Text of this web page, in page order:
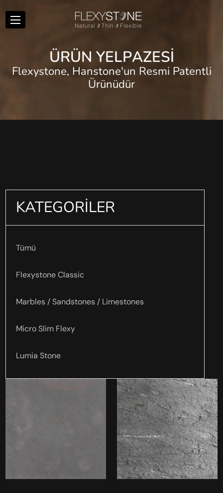
ÜRÜN YELPAZESİ
Flexystone, Hanstone'un Resmi Patentli
Ürünüdür
KATEGORİLER
Tümü
Flexystone Classic
Marbles / Sandstones / Limestones
Micro Slim Flexy
Lumia Stone